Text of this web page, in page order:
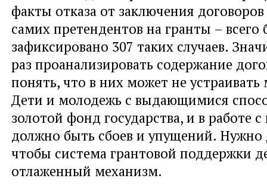
факты отказа от заключения
самих претендентов на гранты – всего
зафиксировано 307 таких случаев.
раз проанализировать содержание
понять, что в них может не
Дети и молодежь с выдающимися
золотой фонд государства, и в работе
должно быть сбоев и упущений. Нужно
чтобы система грантовой поддержки
отлаженный механизм.